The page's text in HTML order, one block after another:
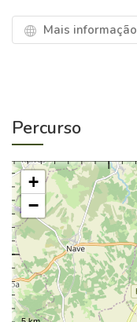
Mais informação
Percurso
+
−